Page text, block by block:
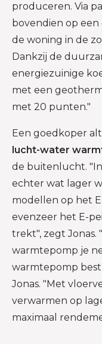
produceren. Via
bovendien op
de woning in de
Dankzij de
energiezuinige
met een
met 20 punten."
Een goedkoper
lucht-water
de buitenlucht.
echter wat lager
modellen op het
evenzeer het E-
trekt", zegt
warmtepomp je
warmtepomp best
Jonas. "Met
verwarmen op
maximaal